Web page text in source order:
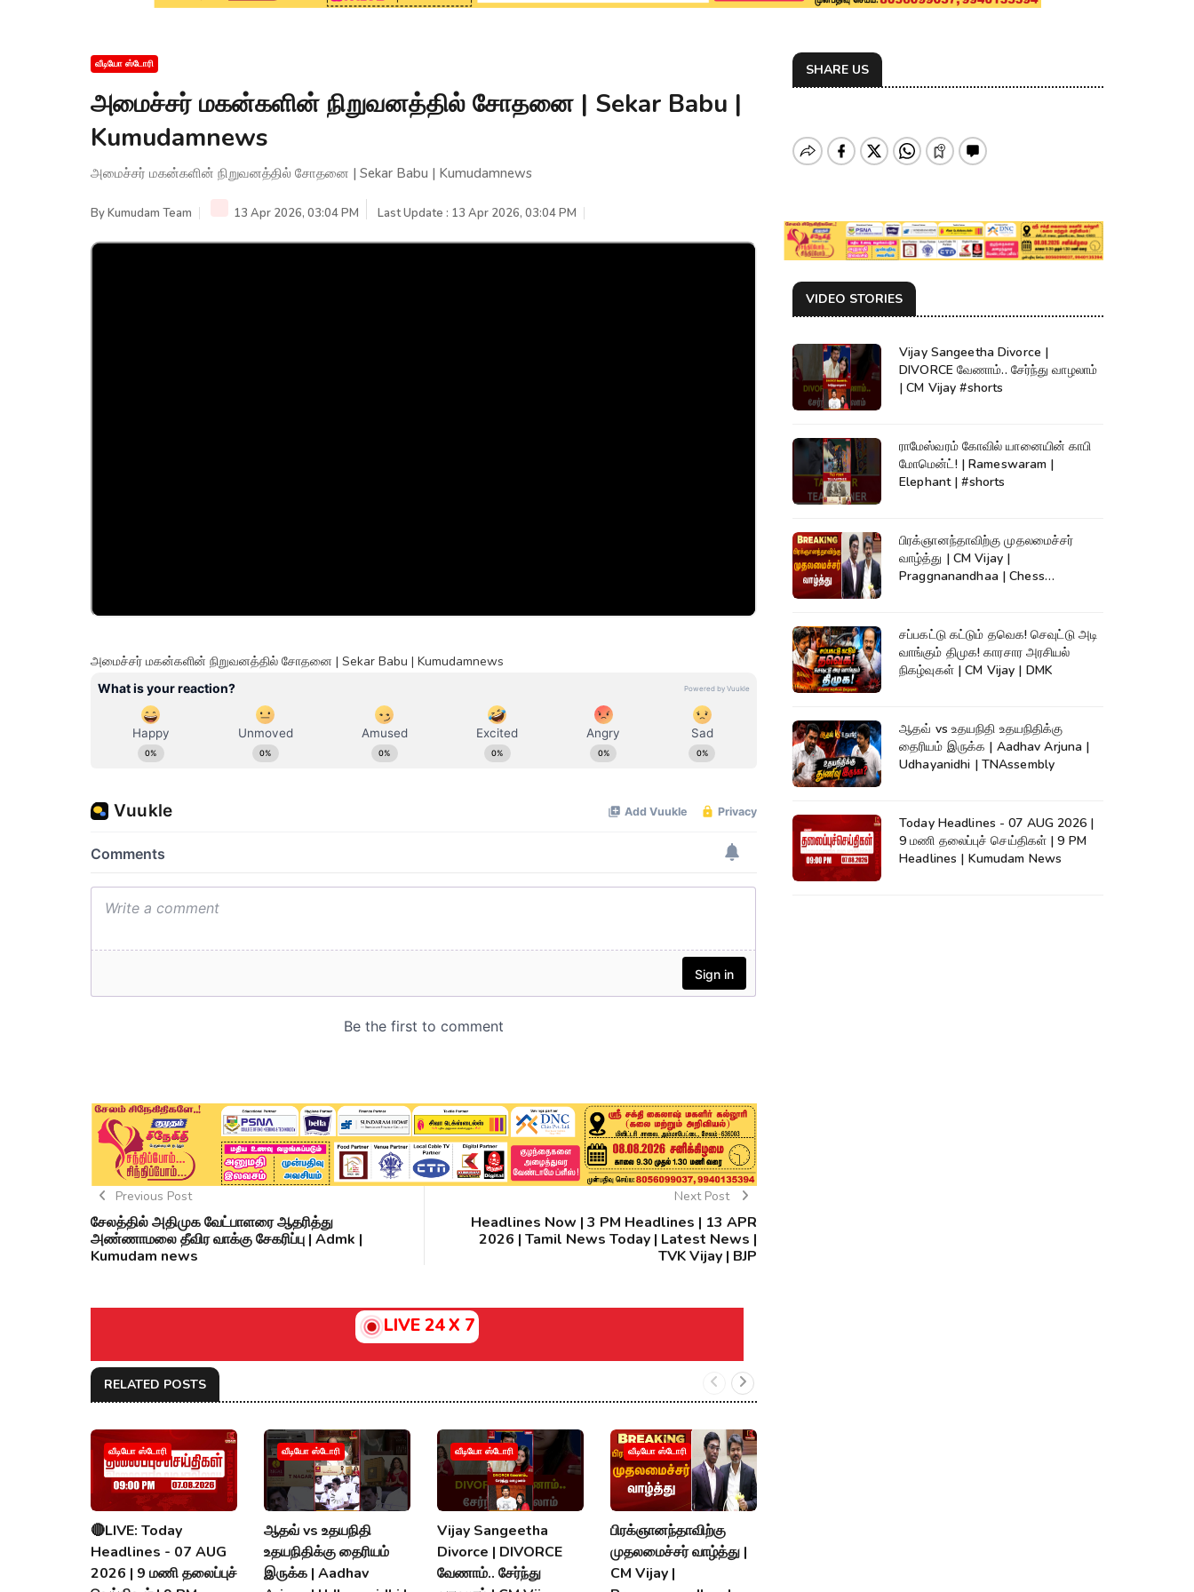
வீடியோ ஸ்டோரி
அமைச்சர் மகன்களின் நிறுவனத்தில் சோதனை | Sekar Babu |
Kumudamnews
அமைச்சர் மகன்களின் நிறுவனத்தில் சோதனை | Sekar Babu | Kumudamnews
ByKumudam Team 13 Apr 2026, 03:04 PM Last Update : 13 Apr 2026, 03:04 PM
அமைச்சர் மகன்களின் நிறுவனத்தில் சோதனை | Sekar Babu | Kumudamnews
Previous Post
சேலத்தில் அதிமுக வேட்பாளரை ஆதரித்து
அண்ணாமலை தீவிர வாக்கு சேகரிப்பு | Admk |
Kumudam news
Next Post
Headlines Now | 3 PM Headlines | 13 APR
2026 | Tamil News Today | Latest News |
TVK Vijay | BJP
LIVE 24 X 7
RELATED POSTS
வீடியோ ஸ்டோரி
🔴LIVE: Today
Headlines - 07 AUG
2026 | 9 மணி தலைப்புச்
வீடியோ ஸ்டோரி
ஆதவ் vs உதயநிதி
உதயநிதிக்கு தைரியம்
இருக்க | Aadhav
வீடியோ ஸ்டோரி
Vijay Sangeetha
Divorce | DIVORCE
வேணாம்.. சேர்ந்து
வீடியோ ஸ்டோரி
பிரக்ஞானந்தாவிற்கு
முதலமைச்சர் வாழ்த்து |
CM Vijay |
SHARE US
VIDEO STORIES
Vijay Sangeetha Divorce |
DIVORCE வேணாம்.. சேர்ந்து வாழலாம்
| CM Vijay #shorts
ராமேஸ்வரம் கோவில் யானையின் காபி
மோமென்ட்! | Rameswaram |
Elephant | #shorts
பிரக்ஞானந்தாவிற்கு முதலமைச்சர்
வாழ்த்து | CM Vijay |
Praggnanandhaa | Chess
சப்பகட்டு கட்டும் தவெக! செவுட்டு அடி
வாங்கும் திமுக! காரசார அரசியல்
நிகழ்வுகள் | CM Vijay | DMK
ஆதவ் vs உதயநிதி உதயநிதிக்கு
தைரியம் இருக்க | Aadhav Arjuna |
Udhayanidhi | TNAssembly
Today Headlines - 07 AUG 2026 |
9 மணி தலைப்புச் செய்திகள் | 9 PM
Headlines | Kumudam News